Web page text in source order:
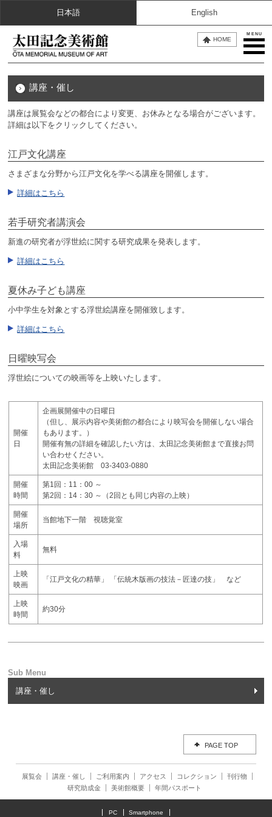
MENU
HOME
日本語 English
講座・催し
講座は展覧会などの都合により変更、お休みとなる場合がございます。
詳細は以下をクリックしてください。
江戸文化講座
さまざまな分野から江戸文化を学べる講座を開催します。
詳細はこちら
若手研究者講演会
新進の研究者が浮世絵に関する研究成果を発表します。
詳細はこちら
夏休み子ども講座
小中学生を対象とする浮世絵講座を開催致します。
詳細はこちら
日曜映写会
浮世絵についての映画等を上映いたします。
開催
日
企画展開催中の日曜日
（但し、展示内容や美術館の都合により映写会を開催しない場合
もあります。）
開催有無の詳細を確認したい方は、太田記念美術館まで直接お問
い合わせください。
太田記念美術館 03-3403-0880
開催
時間
第1回：11：00 ～
第2回：14：30 ～（2回とも同じ内容の上映）
開催
場所
当館地下一階 視聴覚室
入場
料
無料
上映
映画
「江戸文化の精華」 「伝統木版画の技法－匠達の技」 など
上映
時間
約30分
講座・催し
PAGE TOP
展覧会 講座・催し ご利用案内 アクセス コレクション
刊行物
研究助成金
美術館概要 年間パスポート
PC Smartphone